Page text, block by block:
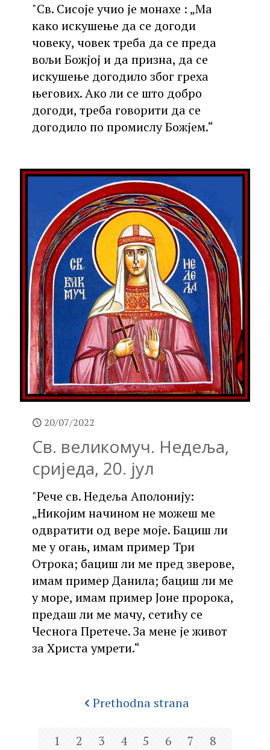
"Св. Сисоје учио је монахе : „Ма
како искушење да се догоди
човеку, човек треба да се преда
вољи Божјој и да призна, да се
искушење догодило због греха
његових. Ако ли се што добро
догоди, треба говорити да се
догодило по промислу Божјем.“
20/07/2022
Св. великомуч. Недеља,
сриједа, 20. јул
"Рече св. Недеља Аполонију:
„Никојим начином не можеш ме
одвратити од вере моје. Бациш ли
ме у огањ, имам пример Три
Отрока; бациш ли ме пред зверове,
имам пример Данила; бациш ли ме
у море, имам пример Јоне пророка,
предаш ли ме мачу, сетићу се
Чеснога Претече. За мене је живот
за Христа умрети.“
Prethodna strana
1 2 3 4 5 6 7
8